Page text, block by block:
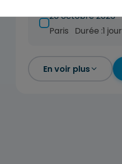
20 octobre 2026
Paris Durée :1 jour
En voir plus